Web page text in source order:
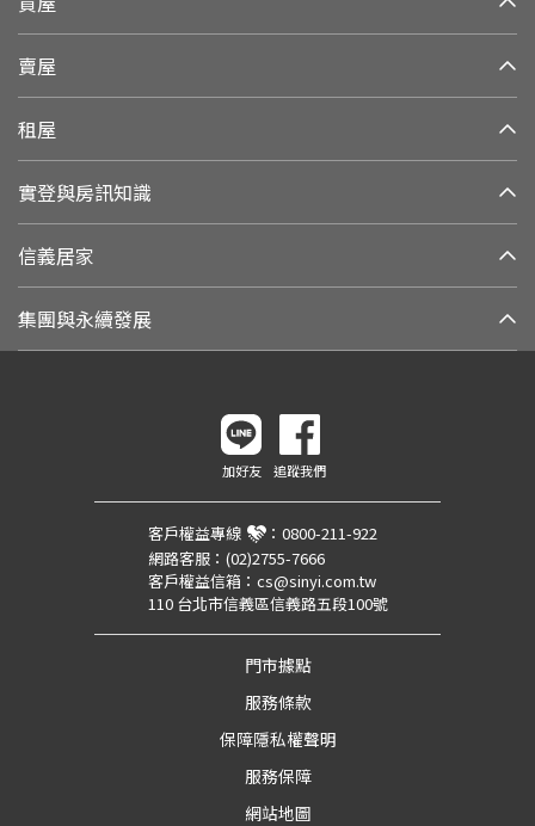
賣屋
租屋
實登與房訊知識
信義居家
集團與永續發展
加好友 追蹤我們
客戶權益專線 ： 0800-211-922
網路客服： (02)2755-7666
客戶權益信箱： cs@sinyi.com.tw
110 台北市信義區信義路五段100號
門市據點
服務條款
保障隱私權聲明
服務保障
網站地圖